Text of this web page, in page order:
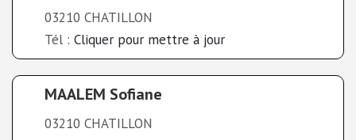
03210 CHATILLON
Tél : Cliquer pour mettre à jour
MAALEM Sofiane
03210 CHATILLON